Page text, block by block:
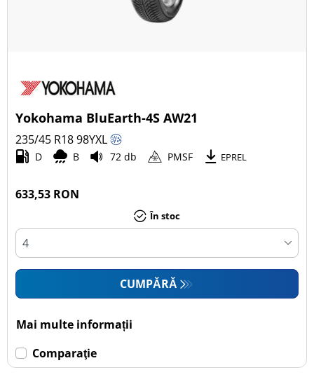
Yokohama BluEarth-4S AW21
235/45 R1898YXL
D B 72 db PMSF EPREL
633,53 RON
În stoc
CUMPĂRĂ
Mai multe informații
Comparaţie